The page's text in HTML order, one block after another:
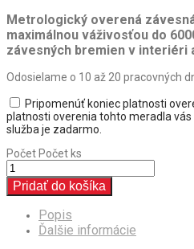
Metrologický overená
maximálnou váživosťou do
závesných bremien v interiéri
Odosielame o 10 až 20 pracovných
Pripomenúť koniec platnosti
platnosti overenia tohto meradla
služba je zadarmo.
PočetPočet ks
Pridať do košíka
Popis
Ďalšie informácie